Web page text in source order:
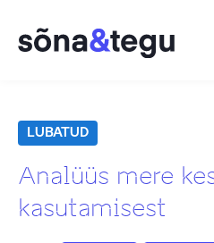
LUBATUD
Analüüs mere
kasutamisest